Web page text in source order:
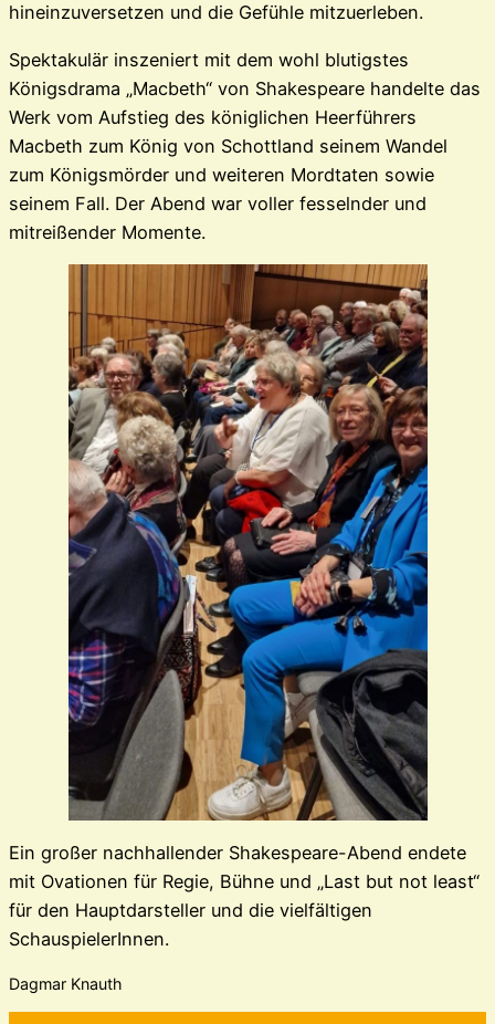
hineinzuversetzen und die Gefühle mitzuerleben.
Spektakulär inszeniert mit dem wohl blutigstes
Königsdrama „Macbeth“ von Shakespeare handelte das
Werk vom Aufstieg des königlichen Heerführers
Macbeth zum König von Schottland seinem Wandel
zum Königsmörder und weiteren Mordtaten sowie
seinem Fall. Der Abend war voller fesselnder und
mitreißender Momente.
Ein großer nachhallender Shakespeare-Abend endete
mit Ovationen für Regie, Bühne und „Last but not least“
für den Hauptdarsteller und die vielfältigen
SchauspielerInnen.
Dagmar Knauth